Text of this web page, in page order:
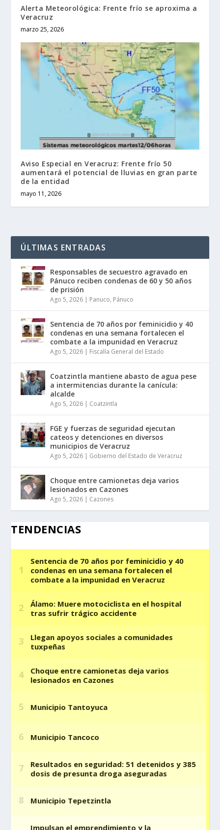
Alerta Meteorológica: Frente frío se aproxima a
Veracruz
marzo 25, 2026
Aviso Especial en Veracruz: Frente frío 50
aumentará el potencial de lluvias en gran parte
de la entidad
mayo 11, 2026
ÚLTIMAS ENTRADAS
Responsables de secuestro agravado en
Pánuco reciben condenas de 60 y 50 años
de prisión
Ago 5, 2026 | Panuco, Pánuco
Sentencia de 70 años por feminicidio y 40
condenas en una semana fortalecen el
combate a la impunidad en Veracruz
Ago 5, 2026 | Fiscalía General del Estado
Coatzintla mantiene abasto de agua pese
a intermitencias durante la canícula:
alcalde
Ago 5, 2026 | Coatzintla
FGE y fuerzas de seguridad ejecutan
cateos y detenciones en diversos
municipios de Veracruz
Ago 5, 2026 | Gobierno del Estado de Veracruz
Choque entre camionetas deja varios
lesionados en Cazones
Ago 5, 2026 | Cazones
TENDENCIAS